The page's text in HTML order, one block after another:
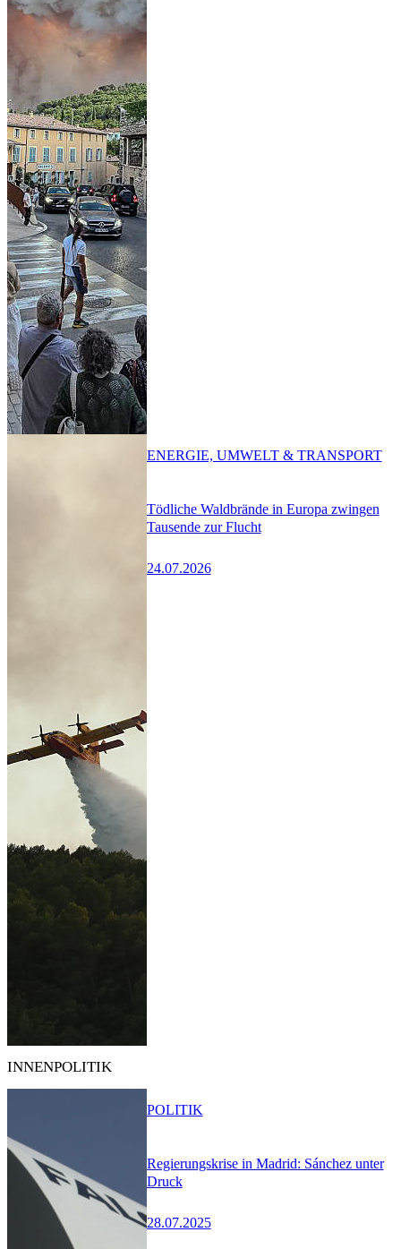
Tödliche Waldbrände in Europa zwingen
Tausende zur Flucht
24.07.2026
ENERGIE, UMWELT & TRANSPORT
INNENPOLITIK
Regierungskrise in Madrid: Sánchez unter
Druck
28.07.2025
POLITIK